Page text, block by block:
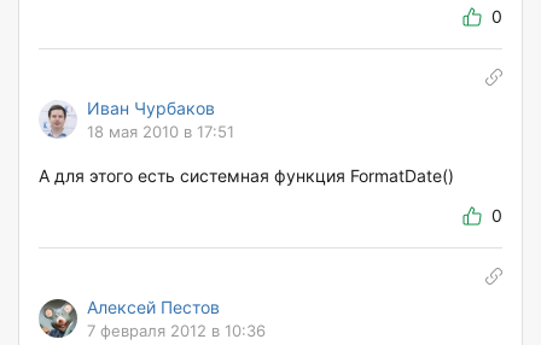
0
Иван Чурбаков
18 мая 2010 в 17:51
А для этого есть системная функция FormatDate()
0
Алексей Пестов
7 февраля 2012 в 10:36